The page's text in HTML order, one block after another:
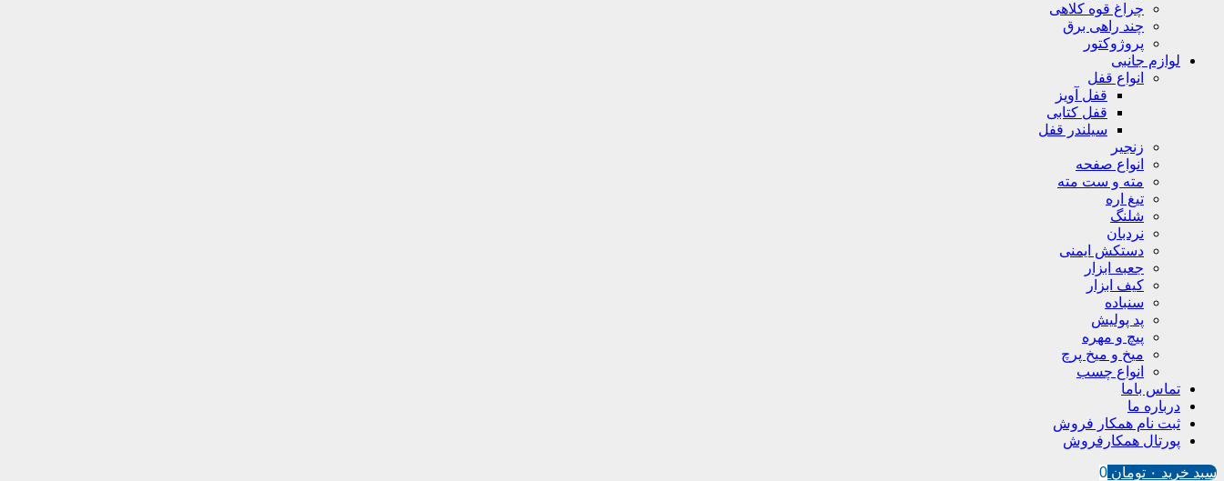
چراغ قوه کلاهی
چند راهی برق
پروژوکتور
لوازم جانبی
انواع قفل
قفل آویز
قفل کتابی
سیلندر قفل
زنجیر
انواع صفحه
مته و ست مته
تیغ اره
شلنگ
نردبان
دستکش ایمنی
جعبه ابزار
کیف ابزار
سنباده
پد پولیش
پیچ و مهره
میخ و میخ پرچ
انواع چسب
تماس باما
درباره ما
ثبت نام همکار فروش
پورتال همکارفروش
سبد خرید ۰ تومان 0